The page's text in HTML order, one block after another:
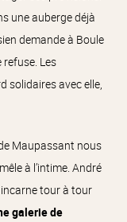
une auberge déjà
demande à Boule
refuse. Les
solidaires avec elle,
Maupassant nous
à l’intime. André
tour à tour
galerie de